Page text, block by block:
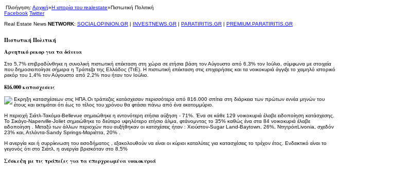
Πλοήγηση: Αρχική»Η ιστορία του realestate»Πιστωτική Πολιτική
Facebook Twitter
Real Estate News NETWORK: SOCIALOPINION.GR | INVESTNEWS.GR | PARATIRITIS.GR | PREMIUM.PARATIRITIS.GR
Πιστωτική Πολιτική
Αρνητικό ρεκορ για τα δάνεια
Στο 5,7% επιβραδύνθηκε η συνολική πιστωτική επέκταση στη χώρα σε ετήσια βάση τον Αύγουστο από 6,3% τον Ιούλιο, σύμφωνα με στοιχεία
που δημοσιοποίησε σήμερα η Τράπεζα της Ελλάδος (ΤτΕ). Η πιστωτική επέκταση στις επιχειρήσεις και τα νοικοκυριά άγγιξε το χαμηλό ιστορικό
ρεκόρ του 1,4% τον Αύγουστο από 2,2% που ήταν τον Ιούλιο.
816.000 κατασχεσεις
Εκρηξη κατασχέσεων στις ΗΠΑ.Οι τράπεζες κατάσχεσαν περισσότερα από 816.000 σπίτια στη διάρκεια των πρώτων εννέα μηνών του
έτους και εκτιμάται ότι έως το τέλος του χρόνου θα φτάσει πάνω από ένα εκατομμύριο.
Η περιοχή Σιάτλ-Τακόμα-Bellevue σημειώθηκε η εντονότερη ετήσια αύξηση - 71%. Ένα σε κάθε 129 νοικοκυριά έλαβε ειδοποίηση κατάσχεσης.
Το Σικάγο-Naperville-Joliet σημειώθηκε το δεύτερο υψηλότερο ετήσιο άλμα, φτάνομντας το 35% καθώς ένα στα 84 νοικοκυριά έλαβε
ειδοποίηση . Μεταξύ των άλλων περιοχών που αυξήθηκαν οι κατσχέσεις ήταν : Χιούστον-Sugar Land-Baytown, 26%, ΝτητρόιτLivonia, σχεδόν
23% και, Ατλάντα-Sandy Springs-Μαριέττα, 20% .
Η ανεργία και ή συρρίκνωση του εισοδήματος , εξακολουθούν να είναι οι κύριοι καταλύτες για κατασχέσεις το τρέχον έτος. Ενδεικτικό είναι το
γεγονός ότι στο Σιάτλ, η ανεργία βρισκόταν στο 8,5%
Σύσκεψη με τις τράπεζες για τα υπερχρεωμένα νοικοκυριά